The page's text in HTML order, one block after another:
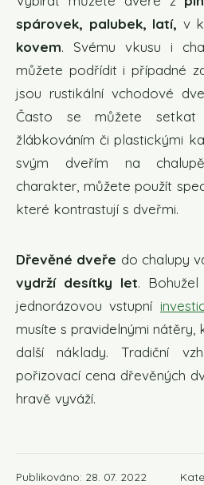
spárovek, palubek, latí, v
kovem. Svému vkusu i
můžete podřídit i případné
jsou rustikální vchodové
Často se můžete
žlábkováním či plastickými
svým dveřím na
charakter, můžete použít
které kontrastují s dveřmi.
Dřevěné dveře do chalupy
vydrží desítky let.
jednorázovou vstupní
musíte s pravidelnými nátěry,
další náklady. Tradiční
pořizovací cena dřevěných
hravě vyváží.
Publikováno: 28. 07. 2022